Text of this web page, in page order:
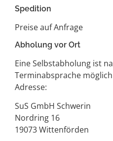
Spedition
Preise auf Anfrage
Abholung vor Ort
Eine Selbstabholung ist
Terminabsprache
Adresse:
SuS GmbH Schwerin
Nordring 16
19073 Wittenförden